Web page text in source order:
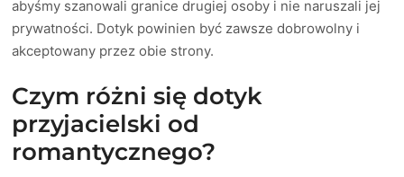
abyśmy szanowali granice drugiej osoby i nie naruszali jej
prywatności. Dotyk powinien być zawsze dobrowolny i
akceptowany przez obie strony.
Czym różni się dotyk
przyjacielski od
romantycznego?